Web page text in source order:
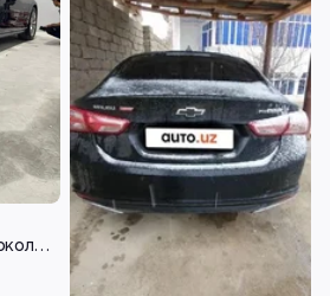
Chevrolet Malibu IX - поколение рестайлинг